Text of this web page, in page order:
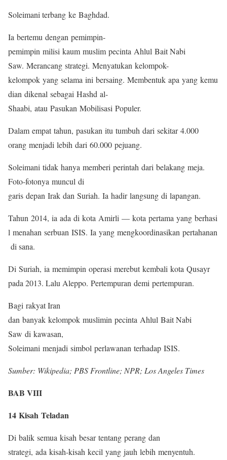
Soleimani terbang ke Baghdad.
Ia bertemu dengan pemimpin-
pemimpin milisi kaum muslim pecinta Ahlul Bait Nabi
Saw. Merancang strategi. Menyatukan kelompok-
kelompok yang selama ini bersaing. Membentuk apa yang kemu
dian dikenal sebagai Hashd al-
Shaabi, atau Pasukan Mobilisasi Populer.
Dalam empat tahun, pasukan itu tumbuh dari sekitar 4.000
orang menjadi lebih dari 60.000 pejuang.
Soleimani tidak hanya memberi perintah dari belakang meja.
Foto-fotonya muncul di
garis depan Irak dan Suriah. Ia hadir langsung di lapangan.
Tahun 2014, ia ada di kota Amirli — kota pertama yang berhasi
l menahan serbuan ISIS. Ia yang mengkoordinasikan pertahanan
di sana.
Di Suriah, ia memimpin operasi merebut kembali kota Qusayr
pada 2013. Lalu Aleppo. Pertempuran demi pertempuran.
Bagi rakyat Iran
dan banyak kelompok muslimin pecinta Ahlul Bait Nabi
Saw di kawasan,
Soleimani menjadi simbol perlawanan terhadap ISIS.
Sumber: Wikipedia; PBS Frontline; NPR; Los Angeles Times
BAB VIII
14 Kisah Teladan
Di balik semua kisah besar tentang perang dan
strategi, ada kisah-kisah kecil yang jauh lebih menyentuh.